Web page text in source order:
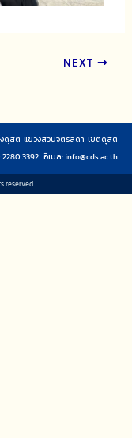
NEXT
งดุสิต แขวงสวนจิตรลดา เขตดุสิต
3392 อีเมล:info@cds.ac.th
reserved.